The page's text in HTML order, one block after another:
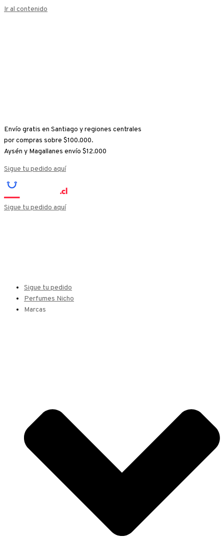
Ir al contenido
Envío gratis en Santiago y regiones centrales
por compras sobre $100.000.
Aysén y Magallanes envío $12.000
Sigue tu pedido aquí
Sigue tu pedido aquí
Sigue tu pedido
Perfumes Nicho
Marcas